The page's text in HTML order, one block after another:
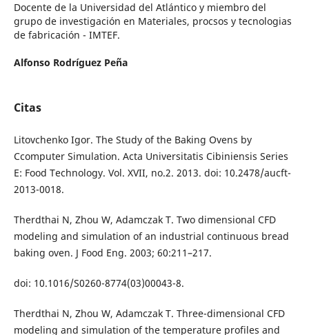
Docente de la Universidad del Atlántico y miembro del
grupo de investigación en Materiales, procsos y tecnologias
de fabricación - IMTEF.
Alfonso Rodríguez Peña
Citas
Litovchenko Igor. The Study of the Baking Ovens by
Ccomputer Simulation. Acta Universitatis Cibiniensis Series
E: Food Technology. Vol. XVII, no.2. 2013. doi: 10.2478/aucft-
2013-0018.
Therdthai N, Zhou W, Adamczak T. Two dimensional CFD
modeling and simulation of an industrial continuous bread
baking oven. J Food Eng. 2003; 60:211–217.
doi: 10.1016/S0260-8774(03)00043-8.
Therdthai N, Zhou W, Adamczak T. Three-dimensional CFD
modeling and simulation of the temperature profiles and